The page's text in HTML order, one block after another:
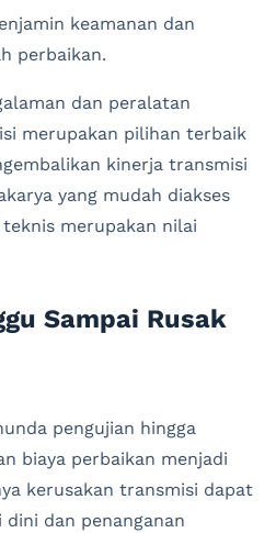
keamanan dan
perbaikan.
dan peralatan
merupakan pilihan terbaik
kinerja transmisi
yang mudah diakses
merupakan nilai
Sampai Rusak
pengujian hingga
biaya perbaikan menjadi
kerusakan transmisi dapat
dini dan penanganan